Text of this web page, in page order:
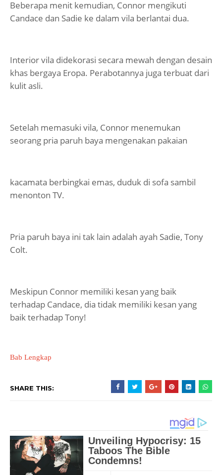
Beberapa menit kemudian, Connor mengikuti
Candace dan Sadie ke dalam vila berlantai dua.
Interior vila didekorasi secara mewah dengan desain
khas bergaya Eropa. Perabotannya juga terbuat dari
kulit asli.
Setelah memasuki vila, Connor menemukan
seorang pria paruh baya mengenakan pakaian
kacamata berbingkai emas, duduk di sofa sambil
menonton TV.
Pria paruh baya ini tak lain adalah ayah Sadie, Tony
Colt.
Meskipun Connor memiliki kesan yang baik
terhadap Candace, dia tidak memiliki kesan yang
baik terhadap Tony!
Bab Lengkap
SHARE THIS: